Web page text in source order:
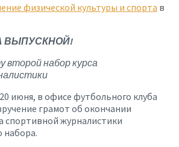
физической культуры и спорта в
ВЫПУСКНОЙ!
набор курса
июня, в офисе футбольного клуба
грамот об окончании
спортивной журналистики
набора.